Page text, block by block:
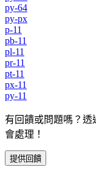
py-64
py-px
p-11
pb-11
pl-11
pr-11
pt-11
px-11
py-11
有回饋或問題嗎？透
會處理！
提供回饋